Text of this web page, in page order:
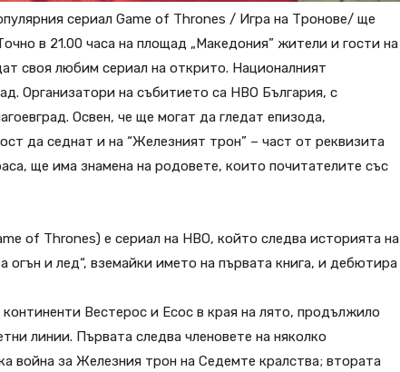
сериал Game of Thrones / Игра на Тронове/ ще
в 21.00 часа на площад „Македония” жители и гости на
своя любим сериал на открито. Националният
Организатори на събитието са HBO България, с
Освен, че ще могат да гледат епизода,
да седнат и на “Железният трон” – част от реквизита
ще има знамена на родовете, които почитателите със
of Thrones) е сериал на HBO, който следва историята на
огън и лед“, вземайки името на първата книга, и дебютира
Вестерос и Есос в края на лято, продължило
линии. Първата следва членовете на няколко
война за Железния трон на Седемте кралства; втората